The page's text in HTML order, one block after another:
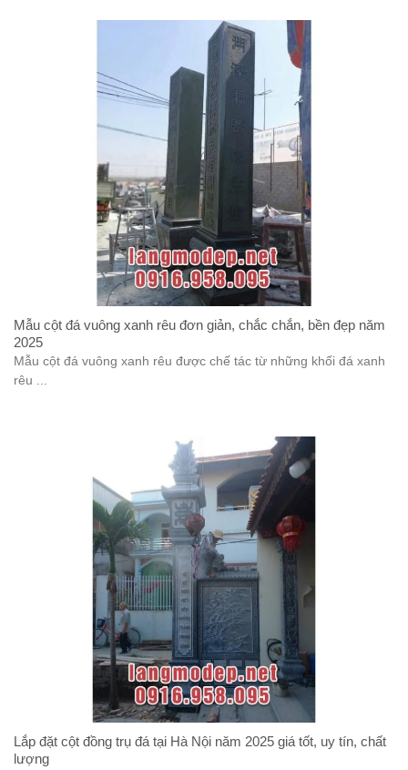
Mẫu cột đá vuông xanh rêu đơn giản, chắc chắn, bền đẹp năm
2025
Mẫu cột đá vuông xanh rêu được chế tác từ những khối đá xanh
rêu ...
Lắp đặt cột đồng trụ đá tại Hà Nội năm 2025 giá tốt, uy tín, chất
lượng